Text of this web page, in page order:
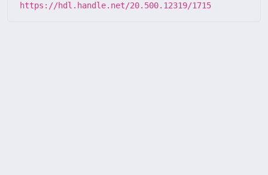
https://hdl.handle.net/20.500.12319/1715